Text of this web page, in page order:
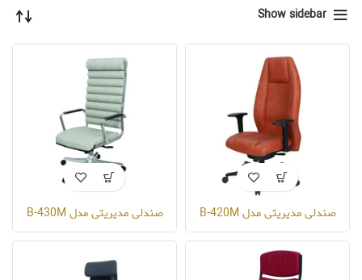
Show sidebar
صندلی مدیریتی مدل B-420M صندلی مدیریتی مدل B-430M